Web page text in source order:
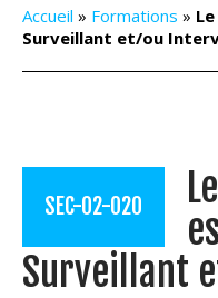
Accueil » Formations »
Surveillant et/ou
SEC-02-020
Surveillant